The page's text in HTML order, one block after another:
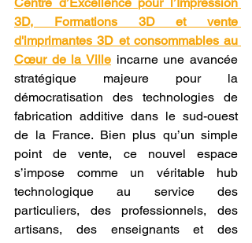
3D, Formations 3D et vente
d'imprimantes 3D et consommables au
Cœur de la Ville incarne une avancée
stratégique majeure pour la
démocratisation des technologies de
fabrication additive dans le sud-ouest
de la France. Bien plus qu’un simple
point de vente, ce nouvel espace
s’impose comme un véritable hub
technologique au service des
particuliers, des professionnels, des
artisans, des enseignants et des